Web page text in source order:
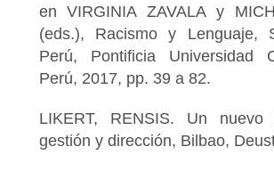
en VIRGINIA ZAVALA y
(eds.), Racismo y Lenguaje,
Perú, Pontificia Universidad
Perú, 2017, pp. 39 a 82.
LIKERT, RENSIS. Un nuevo
gestión y dirección, Bilbao,